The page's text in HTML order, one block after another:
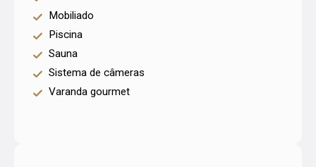
Mobiliado
Piscina
Sauna
Sistema de câmeras
Varanda gourmet